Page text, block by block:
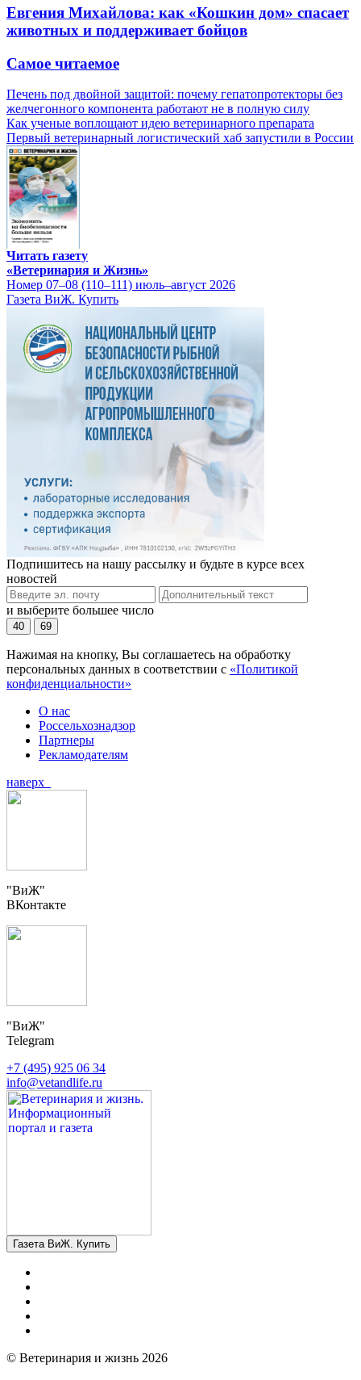
Евгения Михайлова: как «Кошкин дом» спасает
животных и поддерживает бойцов
Самое читаемое
Печень под двойной защитой: почему гепатопротекторы без
желчегонного компонента работают не в полную силу
Как ученые воплощают идею ветеринарного препарата
Первый ветеринарный логистический хаб запустили в России
Читать газету
«Ветеринария и Жизнь»
Номер 07–08 (110–111) июль–август 2026
Газета ВиЖ. Купить
Подпишитесь на нашу рассылку и будьте в курсе всех
новостей
и выберите большее число
40 69
Нажимая на кнопку, Вы соглашаетесь на обработку
персональных данных в соответствии с «Политикой
конфиденциальности»
О нас
Россельхознадзор
Партнеры
Рекламодателям
наверх
"ВиЖ"
ВКонтакте
"ВиЖ"
Telegram
+7 (495) 925 06 34
info@vetandlife.ru
Газета ВиЖ. Купить
© Ветеринария и жизнь 2026